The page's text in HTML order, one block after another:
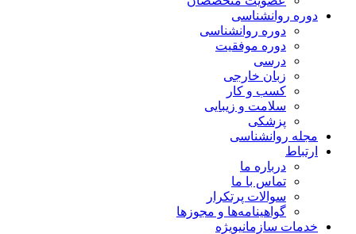
دوره روانشناسی
دوره روانشناسی
دوره موفقیت
درسی
زبان خارجی
کسب و کار
سلامت و زیبایی
پزشکی
مجله روانشناسی
ارتباط
درباره ما
تماس با ما
سوالات پرتکرار
گواهینامه‌ها و مجوزها
خدمات سازمانیویژه